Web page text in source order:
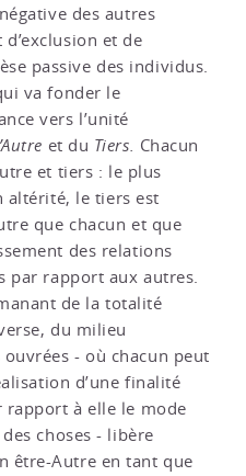
des autres
et de
passive des individus.
va fonder le
vers l’unité
et du Tiers. Chacun
et tiers : le plus
altérité, le tiers est
que chacun et que
des relations
par rapport aux autres.
de la totalité
du milieu
- où chacun peut
d’une finalité
rapport à elle le mode
choses - libère
être-Autre en tant que